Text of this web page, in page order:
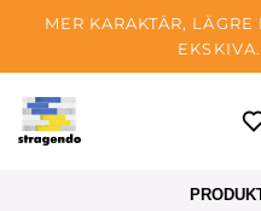
MER KARAKTÄR, LÄGRE
EKSKIVA.
Tallinn